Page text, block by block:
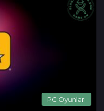
PC Oyunları